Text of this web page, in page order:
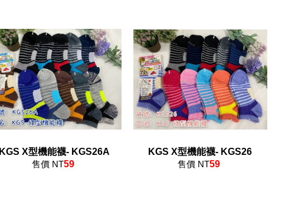
KGS X型機能襪- KGS26A
售價 NT59
KGS X型機能襪- KGS26
售價 NT59